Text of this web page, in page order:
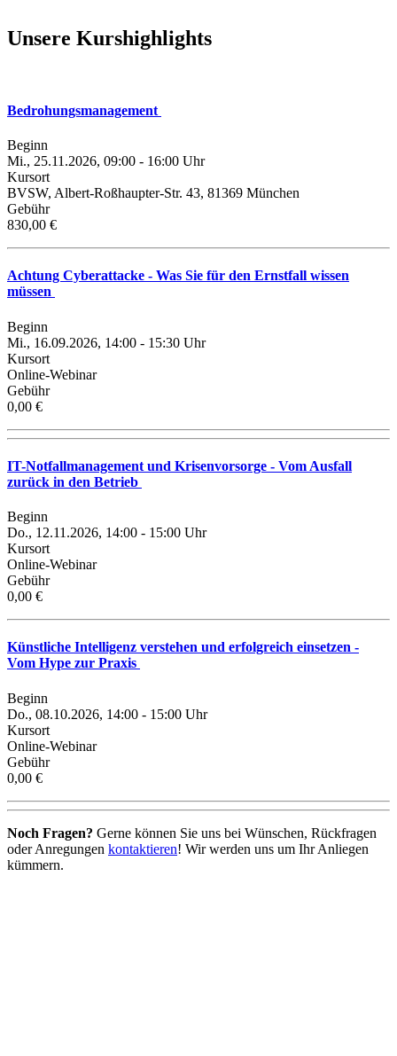
Unsere Kurshighlights
Bedrohungsmanagement
Beginn
Mi., 25.11.2026, 09:00 - 16:00 Uhr
Kursort
BVSW, Albert-Roßhaupter-Str. 43, 81369 München
Gebühr
830,00 €
Achtung Cyberattacke - Was Sie für den Ernstfall wissen
müssen
Beginn
Mi., 16.09.2026, 14:00 - 15:30 Uhr
Kursort
Online-Webinar
Gebühr
0,00 €
IT-Notfallmanagement und Krisenvorsorge - Vom Ausfall
zurück in den Betrieb
Beginn
Do., 12.11.2026, 14:00 - 15:00 Uhr
Kursort
Online-Webinar
Gebühr
0,00 €
Künstliche Intelligenz verstehen und erfolgreich einsetzen -
Vom Hype zur Praxis
Beginn
Do., 08.10.2026, 14:00 - 15:00 Uhr
Kursort
Online-Webinar
Gebühr
0,00 €
Noch Fragen? Gerne können Sie uns bei Wünschen, Rückfragen
oder Anregungen kontaktieren! Wir werden uns um Ihr Anliegen
kümmern.